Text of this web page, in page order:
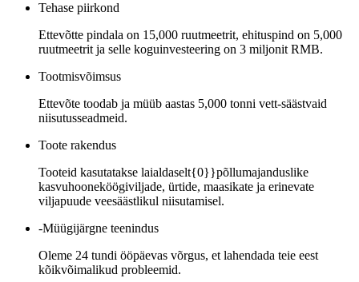
Tehase piirkond
Ettevõtte pindala on 15,000 ruutmeetrit, ehituspind on 5,000
ruutmeetrit ja selle koguinvesteering on 3 miljonit RMB.
Tootmisvõimsus
Ettevõte toodab ja müüb aastas 5,000 tonni vett-säästvaid
niisutusseadmeid.
Toote rakendus
Tooteid kasutatakse laialdaselt{0}}põllumajanduslike
kasvuhooneköögiviljade, ürtide, maasikate ja erinevate
viljapuude veesäästlikul niisutamisel.
-Müügijärgne teenindus
Oleme 24 tundi ööpäevas võrgus, et lahendada teie eest
kõikvõimalikud probleemid.